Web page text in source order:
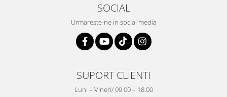
SOCIAL
Urmareste-ne in social media
SUPORT CLIENTI
Luni – Vineri/ 09.00 – 18.00